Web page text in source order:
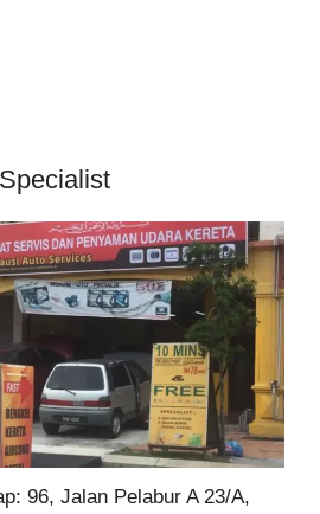
96, Jalan Pelabur A 23/A,